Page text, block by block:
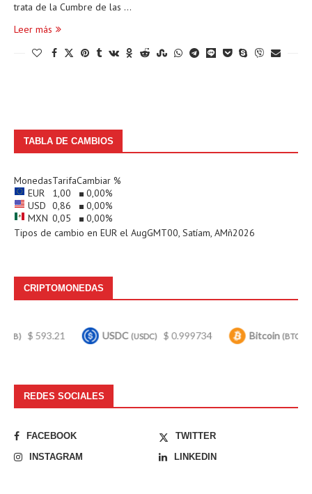
trata de la Cumbre de las …
Leer más
TABLA DE CAMBIOS
MonedasTarifaCambiar %
EUR
1,00 0,00%
USD 0,86 0,00%
MXN 0,05 0,00%
Tipos de cambio en EUR el AugGMT00, Satíam, AMñ2026
CRIPTOMONEDAS
593.21 USDC(USDC) $ 0.999734 Bitcoin (BTC) $
REDES SOCIALES
FACEBOOK
TWITTER
INSTAGRAM
LINKEDIN